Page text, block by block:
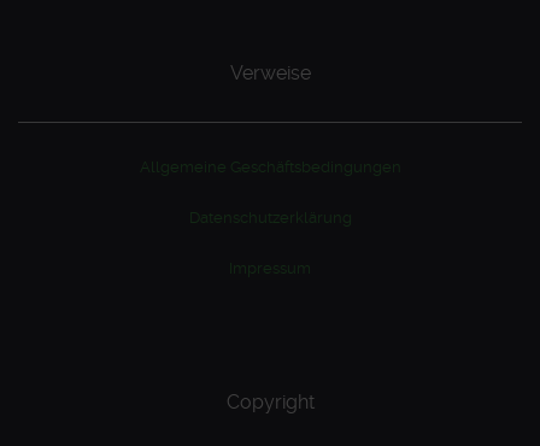
Verweise
Allgemeine Geschäftsbedingungen
Datenschutzerklärung
Impressum
Copyright